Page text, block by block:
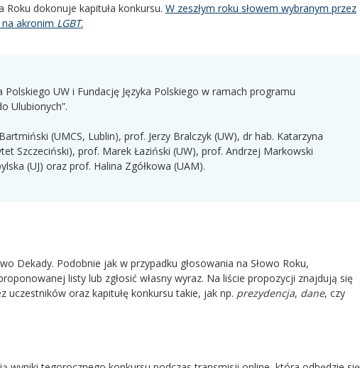
dokonuje kapituła konkursu. W zeszłym roku słowem wybranym przez
akronim LGBT.
UW i Fundację Języka Polskiego w ramach programu
Ulubionych”.
(UMCS, Lublin), prof. Jerzy Bralczyk (UW), dr hab. Katarzyna
Szczeciński), prof. Marek Łaziński (UW), prof. Andrzej Markowski
(UJ) oraz prof. Halina Zgółkowa (UAM).
Dekady. Podobnie jak w przypadku głosowania na Słowo Roku,
listy lub zgłosić własny wyraz. Na liście propozycji znajdują się
uczestników oraz kapitułę konkursu takie, jak np. prezydencja, dane, czy